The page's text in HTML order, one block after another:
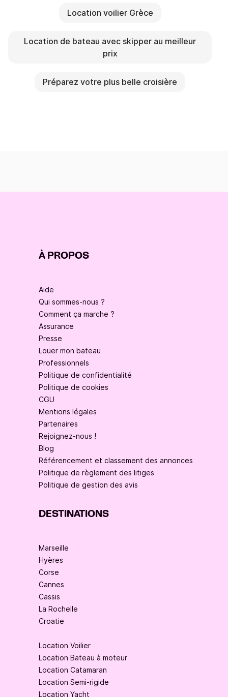
Location voilier Grèce
Location de bateau avec skipper au meilleur
prix
Préparez votre plus belle croisière
À PROPOS
Aide
Qui sommes-nous ?
Comment ça marche ?
Assurance
Presse
Louer mon bateau
Professionnels
Politique de confidentialité
Politique de cookies
CGU
Mentions légales
Partenaires
Rejoignez-nous !
Blog
Référencement et classement des annonces
Politique de règlement des litiges
Politique de gestion des avis
DESTINATIONS
Marseille
Hyères
Corse
Cannes
Cassis
La Rochelle
Croatie
Location Voilier
Location Bateau à moteur
Location Catamaran
Location Semi-rigide
Location Yacht